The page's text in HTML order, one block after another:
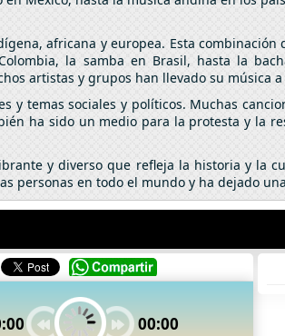
africana y europea. Esta
la samba en Brasil, hasta la
artistas y grupos han llevado su música
y temas sociales y políticos. Muchas
ha sido un medio para la protesta y la
y diverso que refleja la historia y la
personas en todo el mundo y ha dejado
00:00